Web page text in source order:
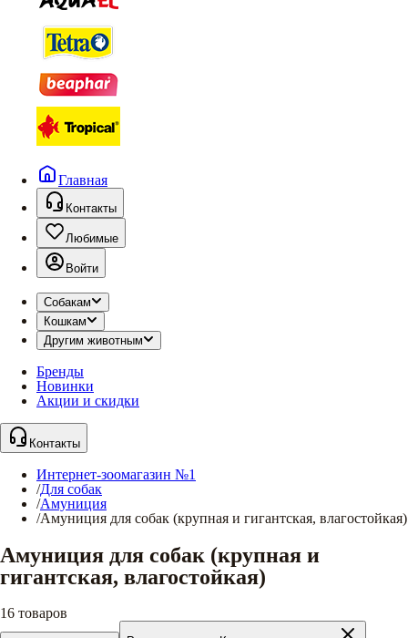
Главная
Контакты
Любимые
Войти
Собакам
Кошкам
Другим животным
Бренды
Новинки
Акции и скидки
Контакты
Интернет-зоомагазин №1
/Для собак
/Амуниция
/Амуниция для собак (крупная и гигантская, влагостойкая)
Амуниция для собак (крупная и
гигантская, влагостойкая)
16 товаров